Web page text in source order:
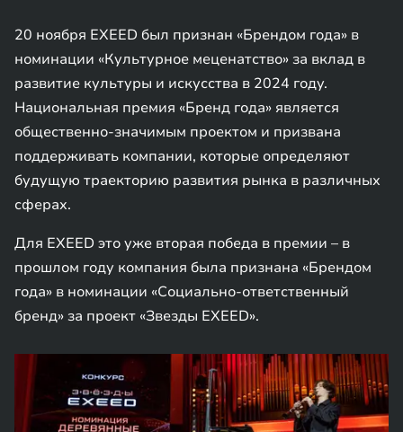
20 ноября EXEED был признан «Брендом года» в
номинации «Культурное меценатство» за вклад в
развитие культуры и искусства в 2024 году.
Национальная премия «Бренд года» является
общественно-значимым проектом и призвана
поддерживать компании, которые определяют
будущую траекторию развития рынка в различных
сферах.
Для EXEED это уже вторая победа в премии – в
прошлом году компания была признана «Брендом
года» в номинации «Социально-ответственный
бренд» за проект «Звезды EXEED».